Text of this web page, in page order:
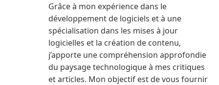
Grâce à mon expérience dans le
développement de logiciels et à une
spécialisation dans les mises à jour
logicielles et la création de contenu,
j’apporte une compréhension approfondie
du paysage technologique à mes critiques
et articles. Mon objectif est de vous fournir